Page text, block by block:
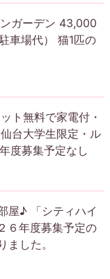
ガーデン 43,000
車場代） 猫1匹の
ト無料で家電付・
台大学生限定・ル
度募集予定なし
屋♪ 「シティハイ
６年度募集予定の
ました。